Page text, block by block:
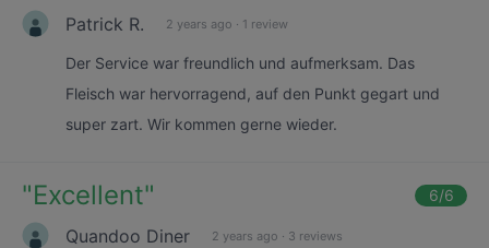
Patrick R. 2 years ago · 1 review
Der Service war freundlich und aufmerksam. Das
Fleisch war hervorragend, auf den Punkt gegart und
super zart. Wir kommen gerne wieder.
"Excellent" 6/6
Quandoo Diner 2 years ago · 3 reviews